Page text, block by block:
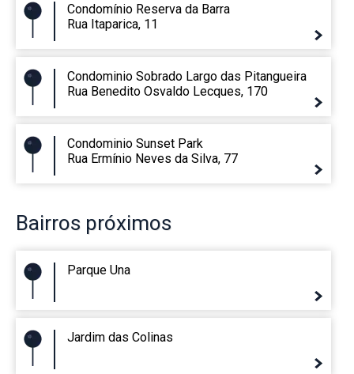
Condomínio Reserva da Barra
Rua Itaparica, 11
Condominio Sobrado Largo das Pitangueira
Rua Benedito Osvaldo Lecques, 170
Condominio Sunset Park
Rua Ermínio Neves da Silva, 77
Bairros próximos
Parque Una
Jardim das Colinas